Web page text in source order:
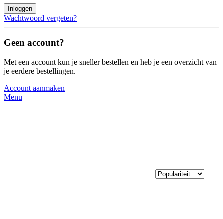
Inloggen
Wachtwoord vergeten?
Geen account?
Met een account kun je sneller bestellen en heb je een overzicht van
je eerdere bestellingen.
Account aanmaken
Menu